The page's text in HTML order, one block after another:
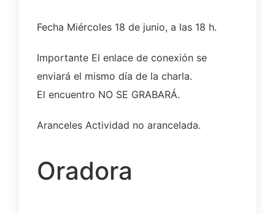
Fecha Miércoles 18 de junio, a las 18 h.
Importante El enlace de conexión se
enviará el mismo día de la charla.
El encuentro NO SE GRABARÁ.
Aranceles Actividad no arancelada.
Oradora